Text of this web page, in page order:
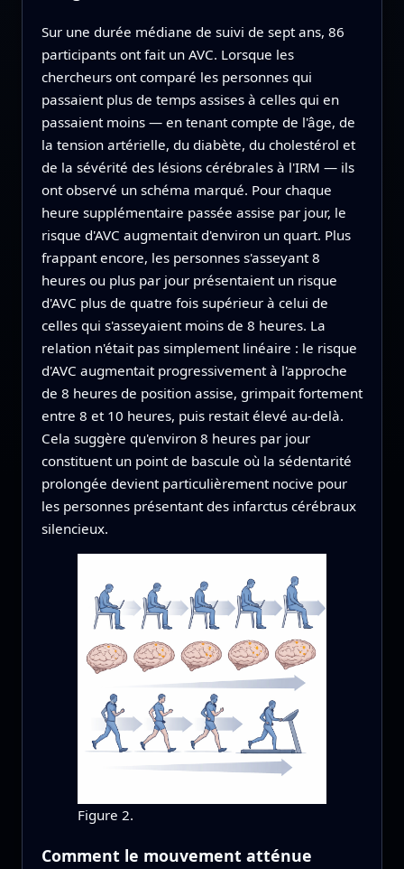
Sur une durée médiane de suivi de sept ans, 86
participants ont fait un AVC. Lorsque les
chercheurs ont comparé les personnes qui
passaient plus de temps assises à celles qui en
passaient moins — en tenant compte de l'âge, de
la tension artérielle, du diabète, du cholestérol et
de la sévérité des lésions cérébrales à l'IRM — ils
ont observé un schéma marqué. Pour chaque
heure supplémentaire passée assise par jour, le
risque d'AVC augmentait d'environ un quart. Plus
frappant encore, les personnes s'asseyant 8
heures ou plus par jour présentaient un risque
d'AVC plus de quatre fois supérieur à celui de
celles qui s'asseyaient moins de 8 heures. La
relation n'était pas simplement linéaire : le risque
d'AVC augmentait progressivement à l'approche
de 8 heures de position assise, grimpait fortement
entre 8 et 10 heures, puis restait élevé au-delà.
Cela suggère qu'environ 8 heures par jour
constituent un point de bascule où la sédentarité
prolongée devient particulièrement nocive pour
les personnes présentant des infarctus cérébraux
silencieux.
Figure 2.
Comment le mouvement atténue